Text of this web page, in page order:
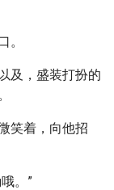
。
及，盛装打扮的
笑着，向他招
。”